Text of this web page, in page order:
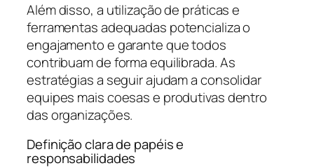
Além disso, a utilização de práticas e
ferramentas adequadas potencializa o
engajamento e garante que todos
contribuam de forma equilibrada. As
estratégias a seguir ajudam a consolidar
equipes mais coesas e produtivas dentro
das organizações.
Definição clara de papéis e
responsabilidades